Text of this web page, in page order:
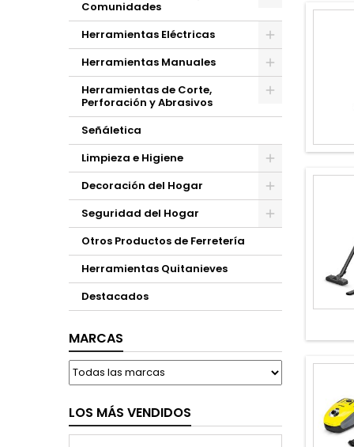
Comunidades
Herramientas Eléctricas
Herramientas Manuales
Herramientas de Corte,
Perforación y Abrasivos
Señáletica
Limpieza e Higiene
Decoración del Hogar
Seguridad del Hogar
Otros Productos de Ferretería
Herramientas Quitanieves
Destacados
MARCAS
LOS MÁS VENDIDOS